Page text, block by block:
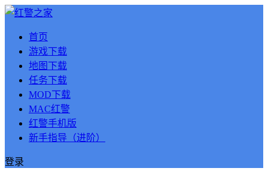
首页
游戏下载
地图下载
任务下载
MOD下载
MAC红警
红警手机版
新手指导（进阶）
登录